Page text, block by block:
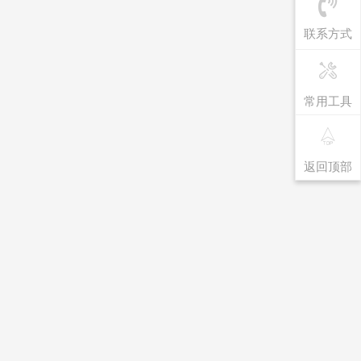
联系方式
常用工具
返回顶部